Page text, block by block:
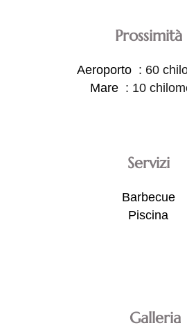
Prossimità
Aeroporto
60
Mare
10
Servizi
Barbecue
Piscina
Galleria